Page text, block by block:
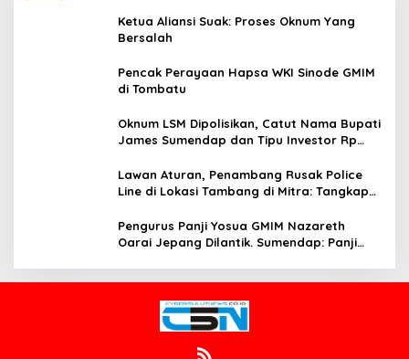
Ketua Aliansi Suak: Proses Oknum Yang
Bersalah
Pencak Perayaan Hapsa WKI Sinode GMIM
di Tombatu
Oknum LSM Dipolisikan, Catut Nama Bupati
James Sumendap dan Tipu Investor Rp
Lawan Aturan, Penambang Rusak Police
Line di Lokasi Tambang di Mitra: Tangkap
Pengurus Panji Yosua GMIM Nazareth
Oarai Jepang Dilantik. Sumendap: Panji